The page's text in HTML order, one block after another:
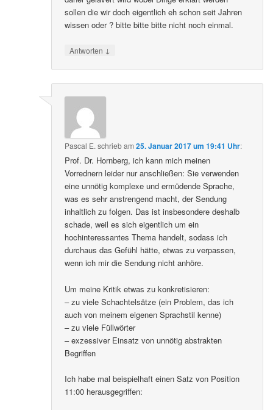
sollen die wir doch eigentlich eh schon seit Jahren
wissen oder ? bitte bitte bitte nicht noch einmal.
Antworten ↓
Pascal E.schriebam25. Januar 2017 um 19:41 Uhr:
Prof. Dr. Hornberg, ich kann mich meinen
Vorrednern leider nur anschließen: Sie verwenden
eine unnötig komplexe und ermüdende Sprache,
was es sehr anstrengend macht, der Sendung
inhaltlich zu folgen. Das ist insbesondere deshalb
schade, weil es sich eigentlich um ein
hochinteressantes Thema handelt, sodass ich
durchaus das Gefühl hätte, etwas zu verpassen,
wenn ich mir die Sendung nicht anhöre.
Um meine Kritik etwas zu konkretisieren:
– zu viele Schachtelsätze (ein Problem, das ich
auch von meinem eigenen Sprachstil kenne)
– zu viele Füllwörter
– exzessiver Einsatz von unnötig abstrakten
Begriffen
Ich habe mal beispielhaft einen Satz von Position
11:00 herausgegriffen: